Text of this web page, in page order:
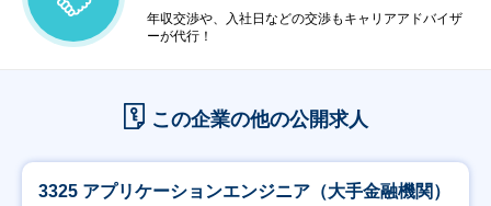
年収交渉や、入社日などの交渉もキャリアアドバイザ
ーが代行！
この企業の他の公開求人
3325 アプリケーションエンジニア（大手金融機関）